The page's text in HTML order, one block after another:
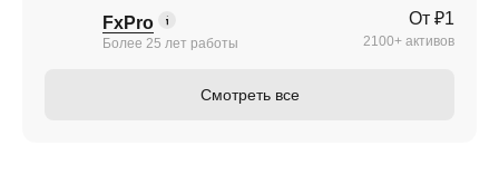
FxPro
Более 25 лет работы
От ₽1
2100+ активов
Смотреть все